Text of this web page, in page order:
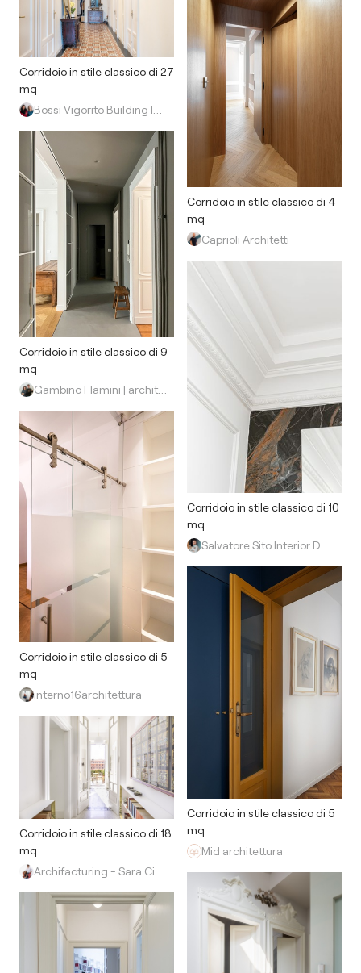
Corridoio in stile classico di 27
mq
Corridoio in stile classico di 9
mq
Corridoio in stile classico di 5
mq
interno16architettura
Corridoio in stile classico di 18
mq
Corridoio in stile classico di 4
mq
Caprioli Architetti
Corridoio in stile classico di 10
mq
Corridoio in stile classico di 5
mq
Mid architettura